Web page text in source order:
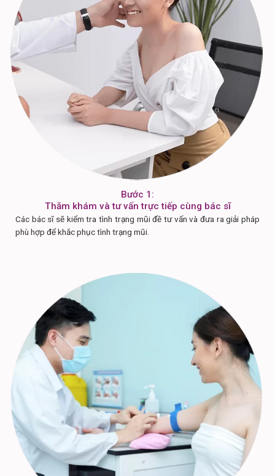
Bước 1:
Thăm khám và tư vấn trực tiếp cùng bác sĩ
Các bác sĩ sẽ kiểm tra tình trạng mũi đề tư vấn và đưa ra giải pháp
phù hợp để khắc phục tình trạng mũi.